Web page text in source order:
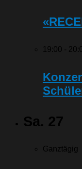
19:00 -
Sa. 27
Ganztägig